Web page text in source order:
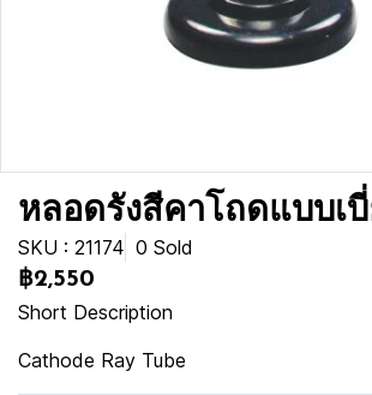
หลอดรังสีคาโถดแบบเบี่
SKU : 21174 0 Sold
฿2,550
Short Description
Cathode Ray Tube